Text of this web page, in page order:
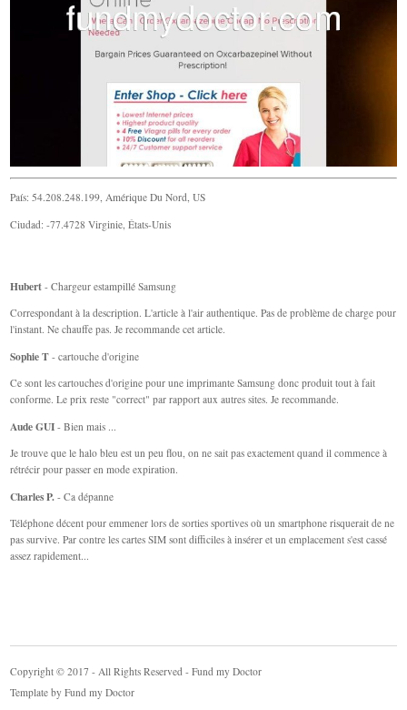
País: 54.208.248.199, Amérique Du Nord, US
Ciudad: -77.4728 Virginie, États-Unis
Hubert - Chargeur estampillé Samsung
Correspondant à la description. L'article à l'air authentique. Pas de problème de charge pour
l'instant. Ne chauffe pas. Je recommande cet article.
Sophie T - cartouche d'origine
Ce sont les cartouches d'origine pour une imprimante Samsung donc produit tout à fait
conforme. Le prix reste "correct" par rapport aux autres sites. Je recommande.
Aude GUI - Bien mais ...
Je trouve que le halo bleu est un peu flou, on ne sait pas exactement quand il commence à
rétrécir pour passer en mode expiration.
Charles P. - Ca dépanne
Téléphone décent pour emmener lors de sorties sportives où un smartphone risquerait de ne
pas survive. Par contre les cartes SIM sont difficiles à insérer et un emplacement s'est cassé
assez rapidement...
Copyright © 2017 - All Rights Reserved - Fund my Doctor
Template byFund my Doctor